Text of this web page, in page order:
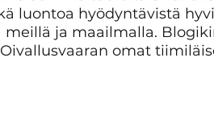
luontoa hyödyntävistä
meillä ja maailmalla.
Oivallusvaaran omat